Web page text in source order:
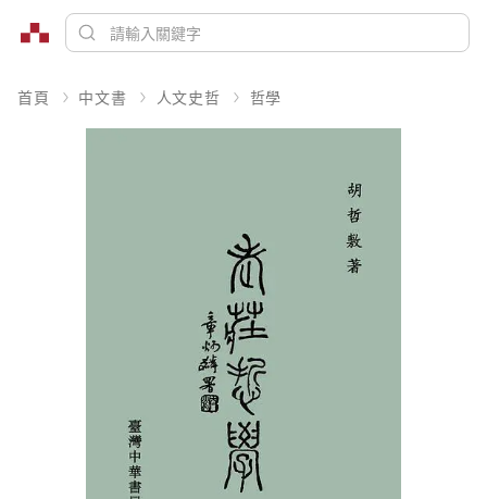
首頁 中文書 人文史哲 哲學